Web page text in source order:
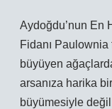
Aydoğdu’nun En
Fidanı Paulownia
büyüyen
arsanıza harika
büyümesiyle